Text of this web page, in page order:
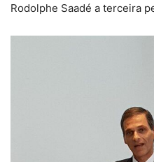
Rodolphe Saadé a terceira